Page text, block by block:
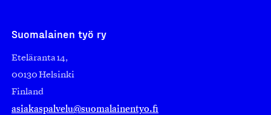
Suomalainen työ ry
Eteläranta 14,
00130 Helsinki
Finland
asiakaspalvelu@suomalainentyo.fi